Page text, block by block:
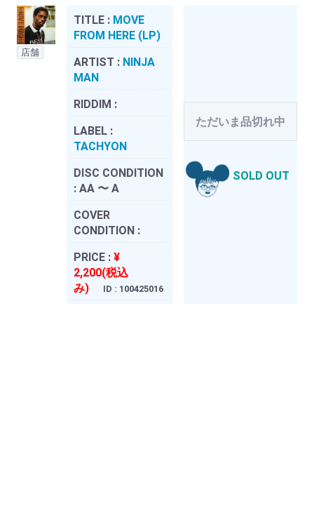
店舗
TITLE : MOVE
FROM HERE (LP)
ARTIST : NINJA
MAN
RIDDIM :
LABEL :
TACHYON
DISC CONDITION
: AA 〜 A
COVER
CONDITION :
PRICE : ¥
2,200(税込
み)
ID : 100425016
ただいま品切れ中
SOLD OUT